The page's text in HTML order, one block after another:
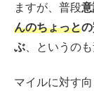
ますが、普段
んのちょっと
ぶ 、というの
マイルに対す